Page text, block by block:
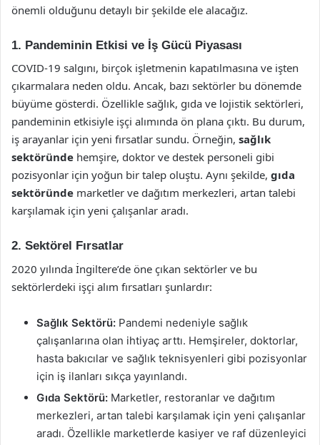
önemli olduğunu detaylı bir şekilde ele alacağız.
1. Pandeminin Etkisi ve İş Gücü Piyasası
COVID-19 salgını, birçok işletmenin kapatılmasına ve işten
çıkarmalara neden oldu. Ancak, bazı sektörler bu dönemde
büyüme gösterdi. Özellikle sağlık, gıda ve lojistik sektörleri,
pandeminin etkisiyle işçi alımında ön plana çıktı. Bu durum,
iş arayanlar için yeni fırsatlar sundu. Örneğin, sağlık
sektöründe hemşire, doktor ve destek personeli gibi
pozisyonlar için yoğun bir talep oluştu. Aynı şekilde, gıda
sektöründe marketler ve dağıtım merkezleri, artan talebi
karşılamak için yeni çalışanlar aradı.
2. Sektörel Fırsatlar
2020 yılında İngiltere’de öne çıkan sektörler ve bu
sektörlerdeki işçi alım fırsatları şunlardır:
Sağlık Sektörü: Pandemi nedeniyle sağlık
çalışanlarına olan ihtiyaç arttı. Hemşireler, doktorlar,
hasta bakıcılar ve sağlık teknisyenleri gibi pozisyonlar
için iş ilanları sıkça yayınlandı.
Gıda Sektörü: Marketler, restoranlar ve dağıtım
merkezleri, artan talebi karşılamak için yeni çalışanlar
aradı. Özellikle marketlerde kasiyer ve raf düzenleyici